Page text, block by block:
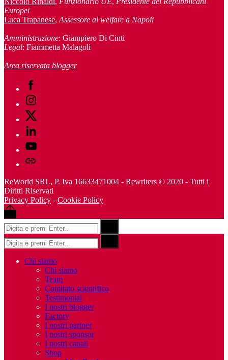
Europei
Luca Trapanese, Assessore al welfare a Napoli
Amministrazione: Giampiero Di Cinti
Legal: Fiammetta Malagoli
Area riservata blogger
Facebook
Instagram
Twitter
Linkedin
Youtube
Telegram
ReWorld SRL, P. Iva 16633471004 - Rewriters © 2020 - Tutti i
Diritti Riservati
Privacy Policy - Cookie Policy
Back
to
top
Risultati
per:
Risultati
per:
Chi siamo
Chi siamo
Team
Comitato scientifico
Testimonial
I nostri blogger
Factory
I nostri partner
I nostri sponsor
I nostri canali
Shop